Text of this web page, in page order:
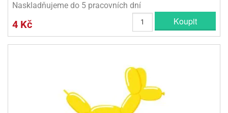
Naskladňujeme do 5 pracovních dní
4 Kč Koupit